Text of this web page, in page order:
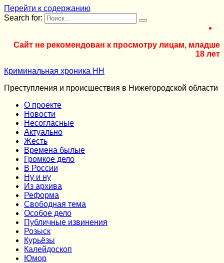
Перейти к содержанию
Search for:
Сайт не рекомендован к просмотру лицам, младше
18 лет
Криминальная хроника НН
Преступления и происшествия в Нижегородской области
О проекте
Новости
Несогласные
Актуально
Жесть
Времена былые
Громкое дело
В России
Ну и ну
Из архива
Реформа
Cвободная тема
Особое дело
Публичные извинения
Розыск
Курьёзы
Калейдоскоп
Юмор